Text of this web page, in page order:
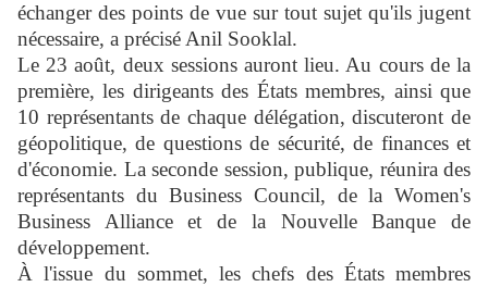
échanger des points de vue sur tout sujet qu'ils jugent
nécessaire, a précisé Anil Sooklal.
Le 23 août, deux sessions auront lieu. Au cours de la
première, les dirigeants des États membres, ainsi que
10 représentants de chaque délégation, discuteront de
géopolitique, de questions de sécurité, de finances et
d'économie. La seconde session, publique, réunira des
représentants du Business Council, de la Women's
Business Alliance et de la Nouvelle Banque de
développement.
À l'issue du sommet, les chefs des États membres